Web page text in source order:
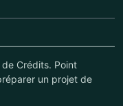
Crédits. Point
un projet de